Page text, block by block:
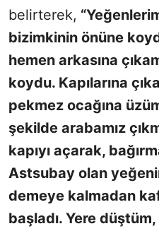
belirterek,
bizimkinin önüne
hemen arkasına
koydu. Kapılarına
pekmez ocağına
şekilde arabamız
kapıyı açarak,
Astsubay olan
demeye kalmadan
başladı. Yere